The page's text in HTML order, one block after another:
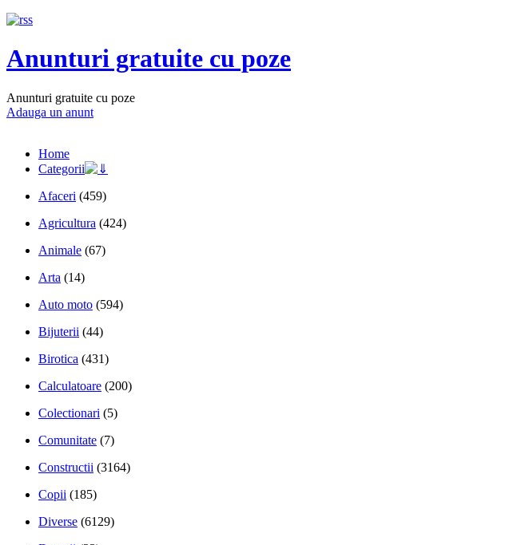
Anunturi gratuite cu poze
Anunturi gratuite cu poze
Adauga un anunt
Home
Categorii
Afaceri (459)
Agricultura (424)
Animale (67)
Arta (14)
Auto moto (594)
Bijuterii (44)
Birotica (431)
Calculatoare (200)
Colectionari (5)
Comunitate (7)
Constructii (3164)
Copii (185)
Diverse (6129)